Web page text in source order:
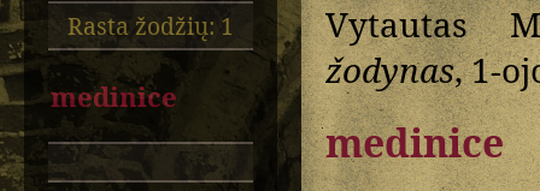
Rasta žodžių: 1
medinice
Vytautas
žodynas, 1-
medinice